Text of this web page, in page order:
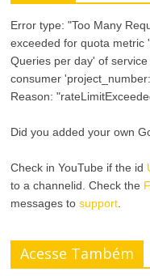
Error type: "Too Many
exceeded for quota metric
Queries per day' of
consumer
Reason:
Did you added your own
Check in YouTube if the id
to a channelid. Check the
messages tosupport.
Acesse Também